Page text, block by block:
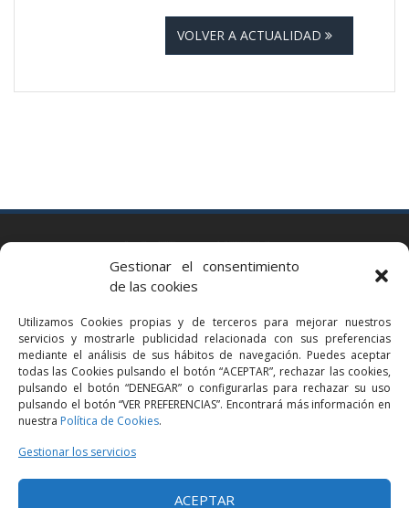
Gestionar el consentimiento
de las cookies
Utilizamos Cookies propias y de terceros para mejorar nuestros
servicios y mostrarle publicidad relacionada con sus preferencias
mediante el análisis de sus hábitos de navegación. Puedes aceptar
todas las Cookies pulsando el botón “ACEPTAR”, rechazar las cookies,
pulsando el botón “DENEGAR” o configurarlas para rechazar su uso
pulsando el botón “VER PREFERENCIAS”. Encontrará más información en
nuestra Política de Cookies.
Gestionar los servicios
ACEPTAR
VOLVER A ACTUALIDAD
Via Augusta 2 bis, 3º, 08006 Barcelona
bcn@bellavistalegal.eu
GRANOLLERS
C/ Sant Jaume, 16 1r, 08401 Granollers (Bcn)
+34 93 860 39 60
grn@bellavistalegal.eu
MADRID
C/ Serrano 114, 2º izq. 28006 Madrid.
+34 91 431 98 21 | +34 91 431 98 95